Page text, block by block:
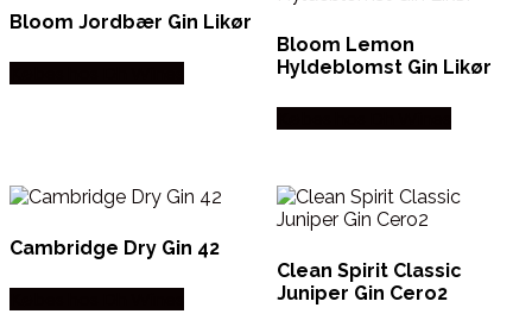
Bloom Jordbær Gin Likør
Bloom Lemon
Hyldeblomst Gin Likør
Cambridge Dry Gin 42
Clean Spirit Classic
Juniper Gin Cero2